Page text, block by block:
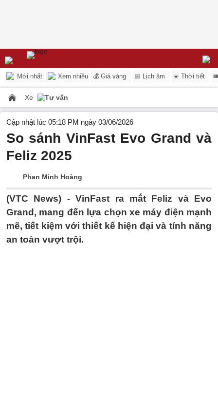
Mới nhất Xem nhiều 💰 Giá vàng 📅 Lịch âm ☀️ Thời tiết
Xe Tư vấn
Cập nhật lúc 05:18 PM ngày 03/06/2026
So sánh VinFast Evo Grand và
Feliz 2025
Phan Minh Hoàng
(VTC News) -VinFast ra mắt Feliz và Evo
Grand, mang đến lựa chọn xe máy điện mạnh
mẽ, tiết kiệm với thiết kế hiện đại và tính năng
an toàn vượt trội.